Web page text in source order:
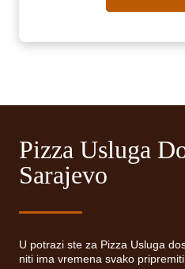
Pizza Usluga
Sarajevo
U potrazi ste za Pizza Usluga
niti ima vremena svako